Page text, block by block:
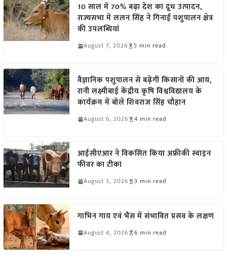
10 साल में 70% बढ़ा देश का दूध उत्पादन,
राज्यसभा में ललन सिंह ने गिनाईं पशुपालन क्षेत्र
की उपलब्धियां
August 7, 2026 5 min read
वैज्ञानिक पशुपालन से बढ़ेगी किसानों की आय,
रानी लक्ष्मीबाई केंद्रीय कृषि विश्वविद्यालय के
कार्यक्रम में बोले शिवराज सिंह चौहान
August 6, 2026 4 min read
आईसीएआर ने विकसित किया अफ्रीकी स्वाइन
फीवर का टीका
August 5, 2026 3 min read
गाभिन गाय एवं भैंस में संभावित प्रसव के लक्षण
August 4, 2026 6 min read